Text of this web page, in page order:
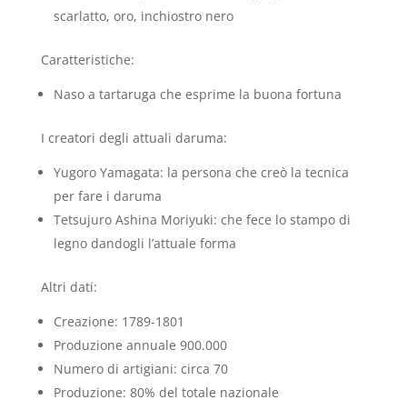
scarlatto, oro, inchiostro nero
Caratteristiche:
Naso a tartaruga che esprime la buona fortuna
I creatori degli attuali daruma:
Yugoro Yamagata: la persona che creò la tecnica
per fare i daruma
Tetsujuro Ashina Moriyuki: che fece lo stampo di
legno dandogli l’attuale forma
Altri dati:
Creazione: 1789-1801
Produzione annuale 900.000
Numero di artigiani: circa 70
Produzione: 80% del totale nazionale